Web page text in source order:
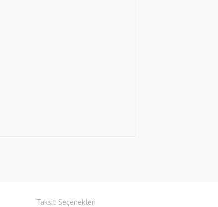
Taksit Seçenekleri